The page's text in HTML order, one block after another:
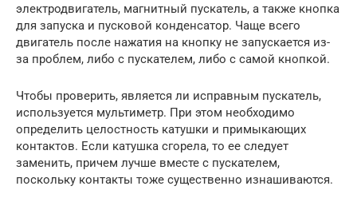
электродвигатель, магнитный пускатель, а также кнопка
для запуска и пусковой конденсатор. Чаще всего
двигатель после нажатия на кнопку не запускается из-
за проблем, либо с пускателем, либо с самой кнопкой.
Чтобы проверить, является ли исправным пускатель,
используется мультиметр. При этом необходимо
определить целостность катушки и примыкающих
контактов. Если катушка сгорела, то ее следует
заменить, причем лучше вместе с пускателем,
поскольку контакты тоже существенно изнашиваются.